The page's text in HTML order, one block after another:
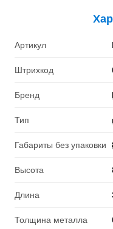
Артикул
Штрихкод
Бренд
Тип
Габариты без упаковки
Высота
Длина
Толщина металла